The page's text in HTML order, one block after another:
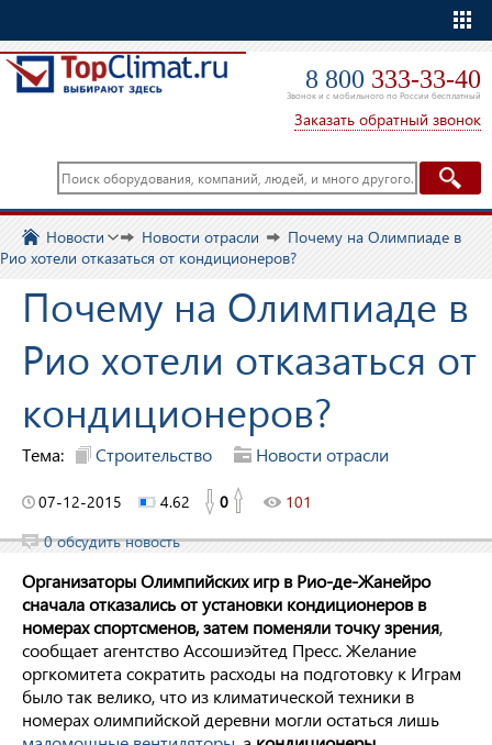
8 800 333-33-40
Звонок и с мобильного по России бесплатный
Заказать обратный звонок
Новости Новости отрасли
Почему на Олимпиаде в
Рио хотели отказаться от кондиционеров?
Почему на Олимпиаде в
Рио хотели отказаться от
кондиционеров?
Тема: Строительство Новости отрасли
07-12-2015 4.62 0
101
0 обсудить новость
Организаторы Олимпийских игр в Рио-де-Жанейро
сначала отказались от установки кондиционеров в
номерах спортсменов, затем поменяли точку зрения,
сообщает агентство Ассошиэйтед Пресс. Желание
оргкомитета сократить расходы на подготовку к Играм
было так велико, что из климатической техники в
номерах олимпийской деревни могли остаться лишь